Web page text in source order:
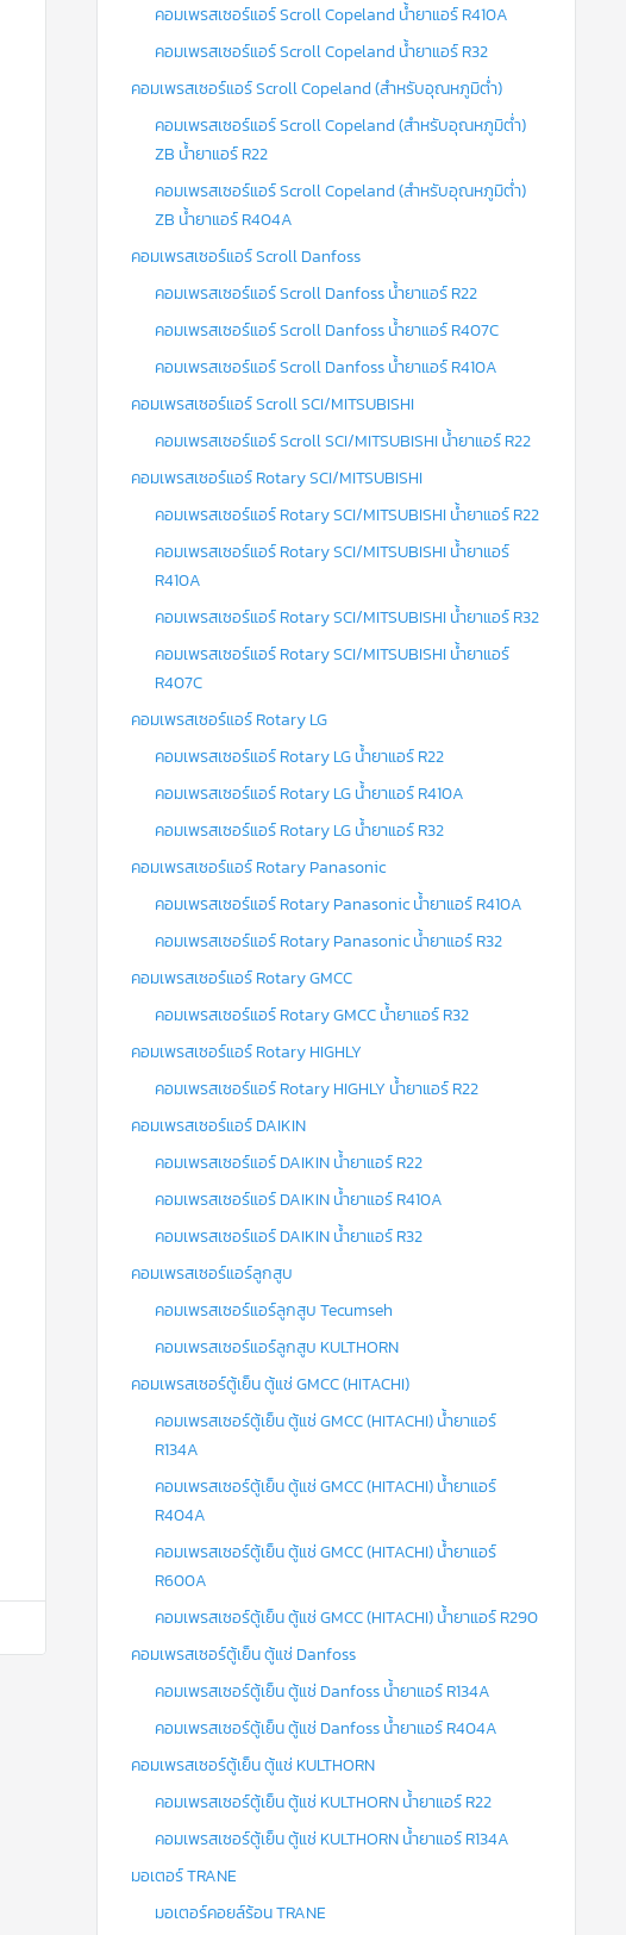
คอมเพรสเซอร์แอร์ Scroll Copeland น้ำยาแอร์ R410A
คอมเพรสเซอร์แอร์ Scroll Copeland น้ำยาแอร์ R32
คอมเพรสเซอร์แอร์ Scroll Copeland (สำหรับอุณหภูมิต่ำ)
คอมเพรสเซอร์แอร์ Scroll Copeland (สำหรับอุณหภูมิต่ำ)
ZB น้ำยาแอร์ R22
คอมเพรสเซอร์แอร์ Scroll Copeland (สำหรับอุณหภูมิต่ำ)
ZB น้ำยาแอร์ R404A
คอมเพรสเซอร์แอร์ Scroll Danfoss
คอมเพรสเซอร์แอร์ Scroll Danfoss น้ำยาแอร์ R22
คอมเพรสเซอร์แอร์ Scroll Danfoss น้ำยาแอร์ R407C
คอมเพรสเซอร์แอร์ Scroll Danfoss น้ำยาแอร์ R410A
คอมเพรสเซอร์แอร์ Scroll SCI/MITSUBISHI
คอมเพรสเซอร์แอร์ Scroll SCI/MITSUBISHI น้ำยาแอร์ R22
คอมเพรสเซอร์แอร์ Rotary SCI/MITSUBISHI
คอมเพรสเซอร์แอร์ Rotary SCI/MITSUBISHI น้ำยาแอร์ R22
คอมเพรสเซอร์แอร์ Rotary SCI/MITSUBISHI น้ำยาแอร์
R410A
คอมเพรสเซอร์แอร์ Rotary SCI/MITSUBISHI น้ำยาแอร์ R32
คอมเพรสเซอร์แอร์ Rotary SCI/MITSUBISHI น้ำยาแอร์
R407C
คอมเพรสเซอร์แอร์ Rotary LG
คอมเพรสเซอร์แอร์ Rotary LG น้ำยาแอร์ R22
คอมเพรสเซอร์แอร์ Rotary LG น้ำยาแอร์ R410A
คอมเพรสเซอร์แอร์ Rotary LG น้ำยาแอร์ R32
คอมเพรสเซอร์แอร์ Rotary Panasonic
คอมเพรสเซอร์แอร์ Rotary Panasonic น้ำยาแอร์ R410A
คอมเพรสเซอร์แอร์ Rotary Panasonic น้ำยาแอร์ R32
คอมเพรสเซอร์แอร์ Rotary GMCC
คอมเพรสเซอร์แอร์ Rotary GMCC น้ำยาแอร์ R32
คอมเพรสเซอร์แอร์ Rotary HIGHLY
คอมเพรสเซอร์แอร์ Rotary HIGHLY น้ำยาแอร์ R22
คอมเพรสเซอร์แอร์ DAIKIN
คอมเพรสเซอร์แอร์ DAIKIN น้ำยาแอร์ R22
คอมเพรสเซอร์แอร์ DAIKIN น้ำยาแอร์ R410A
คอมเพรสเซอร์แอร์ DAIKIN น้ำยาแอร์ R32
คอมเพรสเซอร์แอร์ลูกสูบ
คอมเพรสเซอร์แอร์ลูกสูบ Tecumseh
คอมเพรสเซอร์แอร์ลูกสูบ KULTHORN
คอมเพรสเซอร์ตู้เย็น ตู้แช่ GMCC (HITACHI)
คอมเพรสเซอร์ตู้เย็น ตู้แช่ GMCC (HITACHI) น้ำยาแอร์
R134A
คอมเพรสเซอร์ตู้เย็น ตู้แช่ GMCC (HITACHI) น้ำยาแอร์
R404A
คอมเพรสเซอร์ตู้เย็น ตู้แช่ GMCC (HITACHI) น้ำยาแอร์
R600A
คอมเพรสเซอร์ตู้เย็น ตู้แช่ GMCC (HITACHI) น้ำยาแอร์ R290
คอมเพรสเซอร์ตู้เย็น ตู้แช่ Danfoss
คอมเพรสเซอร์ตู้เย็น ตู้แช่ Danfoss น้ำยาแอร์ R134A
คอมเพรสเซอร์ตู้เย็น ตู้แช่ Danfoss น้ำยาแอร์ R404A
คอมเพรสเซอร์ตู้เย็น ตู้แช่ KULTHORN
คอมเพรสเซอร์ตู้เย็น ตู้แช่ KULTHORN น้ำยาแอร์ R22
คอมเพรสเซอร์ตู้เย็น ตู้แช่ KULTHORN น้ำยาแอร์ R134A
มอเตอร์ TRANE
มอเตอร์คอยล์ร้อน TRANE